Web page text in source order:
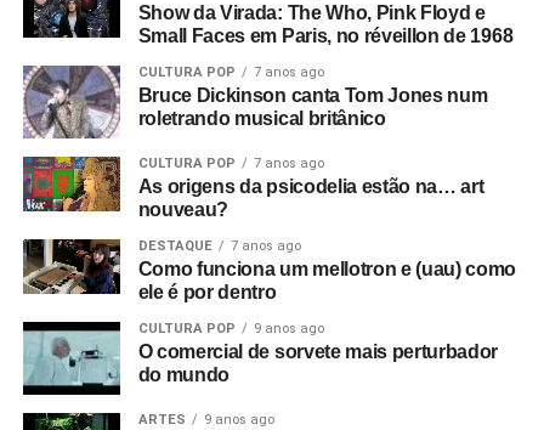
Show da Virada: The Who, Pink Floyd e
Small Faces em Paris, no réveillon de 1968
CULTURA POP 7 anos ago
Bruce Dickinson canta Tom Jones num
roletrando musical britânico
CULTURA POP 7 anos ago
As origens da psicodelia estão na… art
nouveau?
DESTAQUE 7 anos ago
Como funciona um mellotron e (uau) como
ele é por dentro
CULTURA POP 9 anos ago
O comercial de sorvete mais perturbador
do mundo
ARTES 9 anos ago